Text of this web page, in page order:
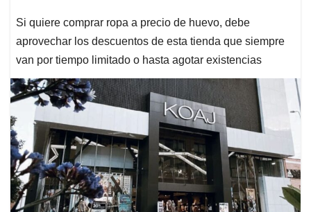
Si quiere comprar ropa a precio de huevo, debe
aprovechar los descuentos de esta tienda que siempre
van por tiempo limitado o hasta agotar existencias